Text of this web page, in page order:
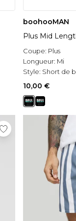
boohooMAN
Plus Mid
Coupe: Plus
Longueur: Mi
Style: Short de
10,00 €